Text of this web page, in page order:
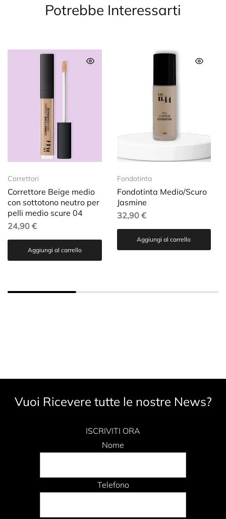
Potrebbe Interessarti
Correttori
Correttore Beige medio
con sottotono neutro per
pelli medio scure 04
24,90 €
Aggiungi al carrello
Fondotinta
Fondotinta Medio/Scuro
Jasmine
32,90 €
Aggiungi al carrello
Vuoi Ricevere tutte le nostre News?
ISCRIVITI ORA
Nome
Telefono